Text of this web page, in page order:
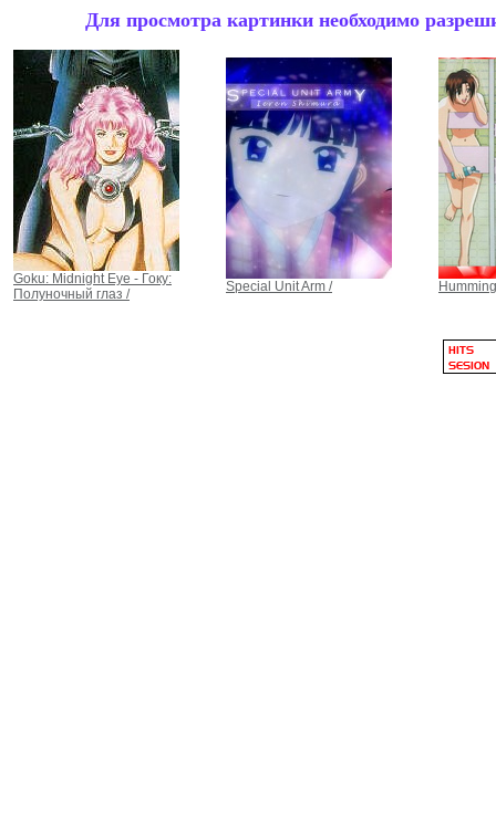
Для просмотра картинки необходимо
Goku: Midnight Eye - Гоку:
Полуночный глаз /
Special Unit Arm /